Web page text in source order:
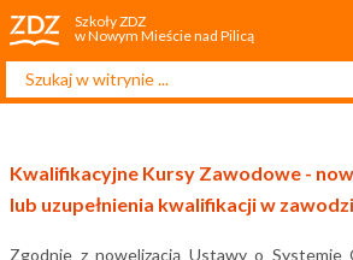
Szkoły ZDZ
w Nowym Mieście nad Pilicą
Start
Dla Rodzica
Szukaj...
Kwalifikacyjne Kursy Zawodowe -
lub uzupełnienia kwalifikacji w
Zgodnie z nowelizacją Ustawy o Systemie